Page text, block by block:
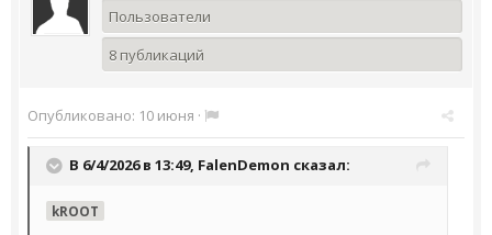
Пользователи
8 публикаций
Опубликовано: 10 июня ·
В 6/4/2026 в 13:49, FalenDemon сказал:
kROOT